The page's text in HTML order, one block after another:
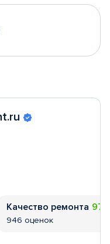
Качество ремонта
946 оценок